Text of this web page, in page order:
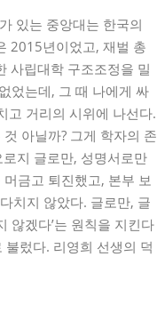
있는 중앙대는 한국의
2015년이었고, 재벌 총
사립대학 구조조정을 밀
었는데, 그 때 나에게 싸
고 거리의 시위에 나선다.
아닐까? 그게 학자의 존
지 글로만, 성명서로만
금고 퇴진했고, 본부 보
치지 않았다. 글로만, 글
않겠다’는 원칙을 지킨다
불렀다. 리영희 선생의 덕